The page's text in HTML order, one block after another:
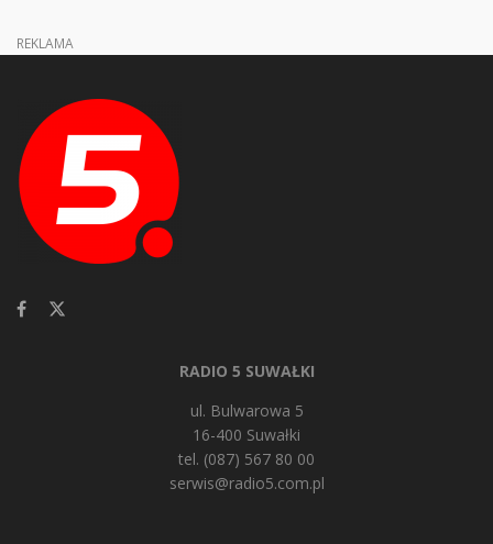
REKLAMA
RADIO 5 SUWAŁKI
ul. Bulwarowa 5
16-400 Suwałki
tel. (087) 567 80 00
serwis@radio5.com.pl